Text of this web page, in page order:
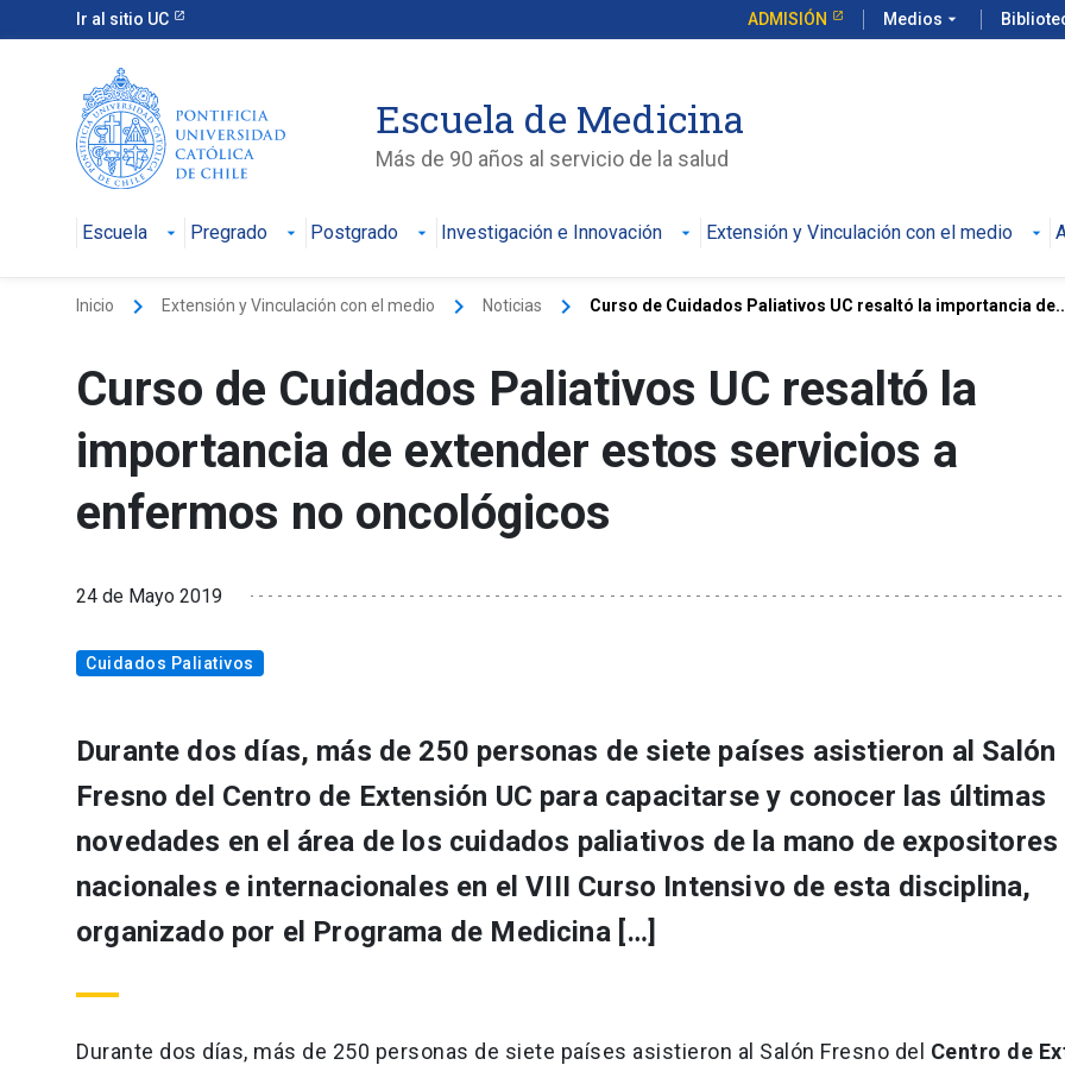
Ir al sitio UC ADMISIÓN Medios arrow_drop_down
Escuela de Medicina
Más de 90 años al servicio de la salud
Escuela Pregrado Postgrado Investigación e Innovación Extensión y Vinculación con el medio
Inicio keyboard_arrow_right Extensión y Vinculación con el medio keyboard_arrow_right Noticias keyboard_arrow_right Curso de Cuidados Paliativos UC resaltó la importancia
Curso de Cuidados Paliativos UC resaltó la
importancia de extender estos servicios a
enfermos no oncológicos
24 de Mayo 2019
Cuidados Paliativos
Durante dos días, más de 250 personas de siete países asistieron al Salón
Fresno del Centro de Extensión UC para capacitarse y conocer las últimas
novedades en el área de los cuidados paliativos de la mano de expositores
nacionales e internacionales en el VIII Curso Intensivo de esta disciplina,
organizado por el Programa de Medicina […]
Durante dos días, más de 250 personas de siete países asistieron al Salón Fresno del Centro de